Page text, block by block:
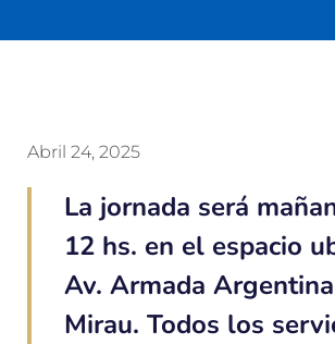
Abril 24, 2025
La jornada será
12 hs. en el espacio
Av. Armada
Mirau. Todos los